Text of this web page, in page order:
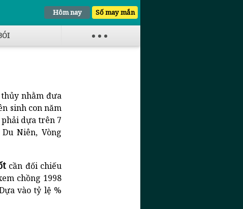
Hôm nay Số may mắn
nhằm đưa
sinh con năm
phải dựa trên 7
Niên, Vòng
cần đối chiếu
chồng 1998
vào tỷ lệ %